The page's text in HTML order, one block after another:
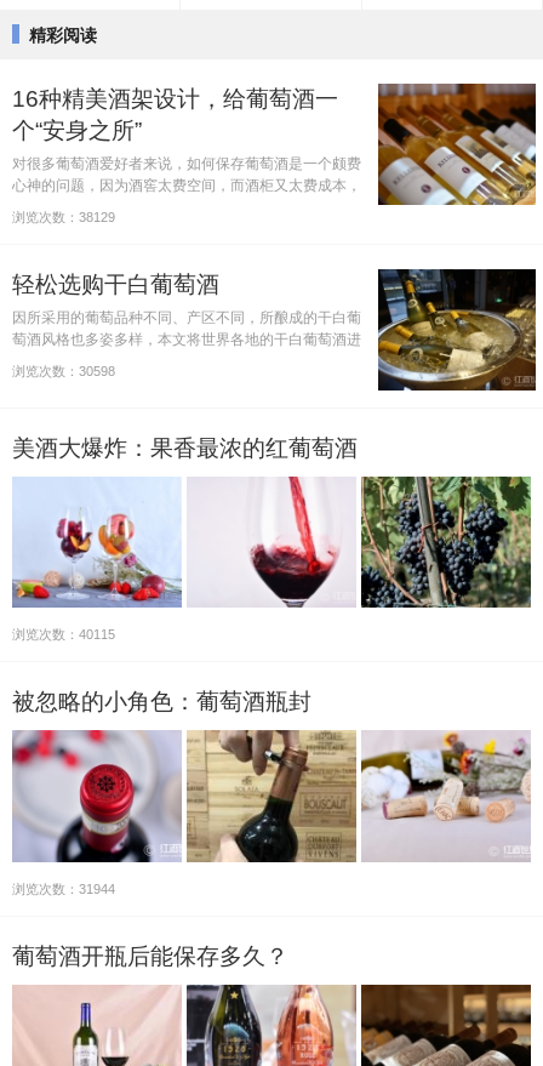
精彩阅读
16种精美酒架设计，给葡萄酒一
个“安身之所”
对很多葡萄酒爱好者来说，如何保存葡萄酒是一个颇费
心神的问题，因为酒窖太费空间，而酒柜又太费成本，
的酒窖或者酒柜里，为了节约成本，只要购买一个酒
浏览次数：38129
轻松选购干白葡萄酒
因所采用的葡萄品种不同、产区不同，所酿成的干白葡
萄酒风格也多姿多样，本文将世界各地的干白葡萄酒进
酒选购单，方便读者参考。
浏览次数：30598
美酒大爆炸：果香最浓的红葡萄酒
浏览次数：40115
被忽略的小角色：葡萄酒瓶封
浏览次数：31944
葡萄酒开瓶后能保存多久？